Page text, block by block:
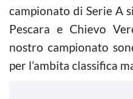
campionato di Serie A
Pescara e Chievo
nostro campionato
per l’ambita classifica